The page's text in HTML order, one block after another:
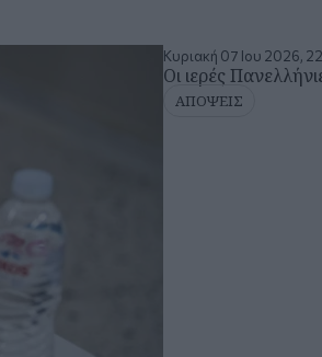
Κυριακή 07 Ιου 2026,
Οι ιερές
ΑΠΟΨΕΙΣ